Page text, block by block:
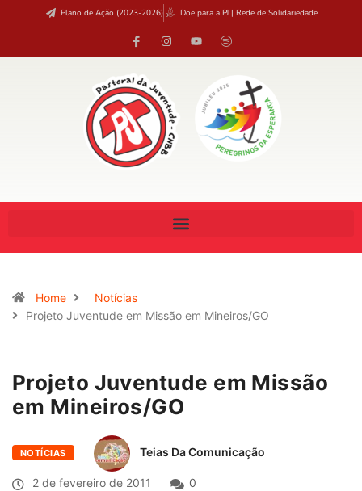
Plano de Ação (2023-2026) Doe para a PJ | Rede de Solidariedade
Home
Notícias
Projeto Juventude em Missão em Mineiros/GO
Projeto Juventude em Missão
em Mineiros/GO
NOTÍCIAS Teias Da Comunicação
2 de fevereiro de 2011 0